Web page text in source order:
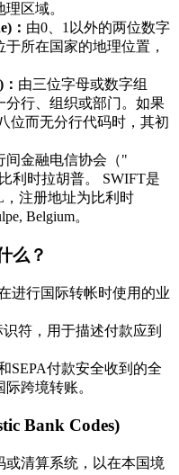
区域。
： 由0、1以外的两位数字
所在国家的地理位置，
由三位字母或数字组
分行、组织或部门。如果
位而无分行代码时，其初
间金融电信协会（"
利时拉胡普。 SWIFT是
，注册地址为比利时
Belgium。
么？
进行国际转帐时使用的业
符，用于描述付款应到
SEPA付款安全收到的全
跨境转账。
Bank Codes)
清算系统，以在本国境